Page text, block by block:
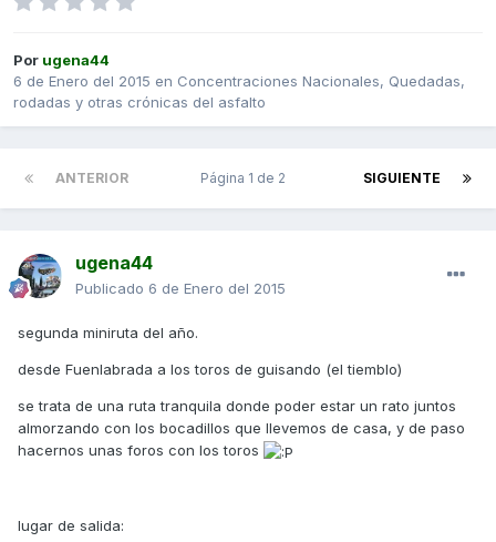
Por ugena44
6 de Enero del 2015 en Concentraciones Nacionales, Quedadas,
rodadas y otras crónicas del asfalto
ANTERIOR SIGUIENTE
Página 1 de 2
ugena44
Publicado 6 de Enero del 2015
segunda miniruta del año.
desde Fuenlabrada a los toros de guisando (el tiemblo)
se trata de una ruta tranquila donde poder estar un rato juntos
almorzando con los bocadillos que llevemos de casa, y de paso
hacernos unas foros con los toros
lugar de salida: